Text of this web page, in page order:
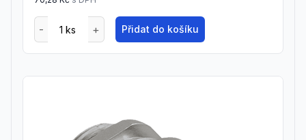
Přidat do košíku